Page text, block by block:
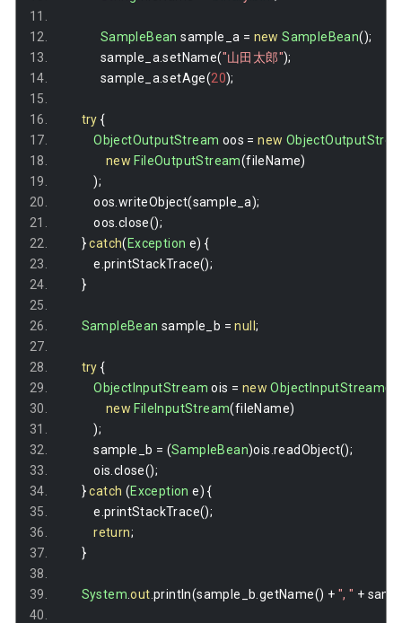
SampleBean sample_a = new SampleBean();
		sample_a
.setName("山田太郎");
		sample_a
.setAge(20);
try {
ObjectOutputStream oos = new
new FileOutputStream(fileName)
);
            oos
writeObject(sample_a);
            oos
close();
} catch( Exception e) {
            e
.printStackTrace();
}
SampleBean sample_b = null;
try {
ObjectInputStream ois = new ObjectInputStream(
new FileInputStream(fileName)
);
            sample_b
= (SampleBean)ois .readObject();
            ois
close();
} catch (Exception e) {
            e
.printStackTrace();
return;
}
System .out .println(sample_b getName() + ", " +